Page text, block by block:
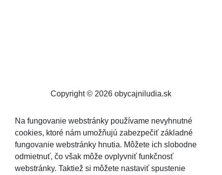
Copyright © 2026 obycajniludia.sk
Na fungovanie webstránky používame nevyhnutné
cookies, ktoré nám umožňujú zabezpečiť základné
fungovanie webstránky hnutia. Môžete ich slobodne
odmietnuť, čo však môže ovplyvniť funkčnosť
webstránky. Taktiež si môžete nastaviť spustenie